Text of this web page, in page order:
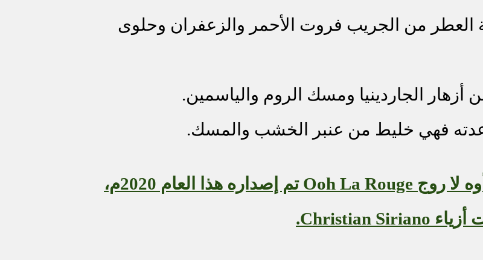
العطر من الجريب فروت الأحمر والزعفران وحلوى
أزهار الجاردينيا ومسك الروم والياسمين.
فهي خليط من عنبر الخشب والمسك.
لا روج Ooh La Rouge
تم إصداره هذا العام 2020م،
أزياء Christian Siriano
.